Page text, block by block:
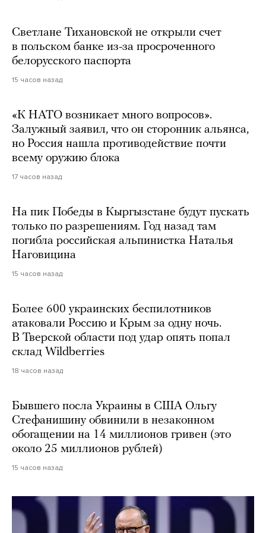
Светлане Тихановской не открыли счет
в польском банке из-за просроченного
белорусского паспорта
15 часов назад
«К НАТО возникает много вопросов».
Залужный заявил, что он сторонник альянса,
но Россия нашла противодействие почти
всему оружию блока
17 часов назад
На пик Победы в Кыргызстане будут пускать
только по разрешениям. Год назад там
погибла российская альпинистка Наталья
Наговицина
15 часов назад
Более 600 украинских беспилотников
атаковали Россию и Крым за одну ночь.
В Тверской области под удар опять попал
склад Wildberries
18 часов назад
Бывшего посла Украины в США Ольгу
Стефанишину обвинили в незаконном
обогащении на 14 миллионов гривен (это
около 25 миллионов рублей)
15 часов назад